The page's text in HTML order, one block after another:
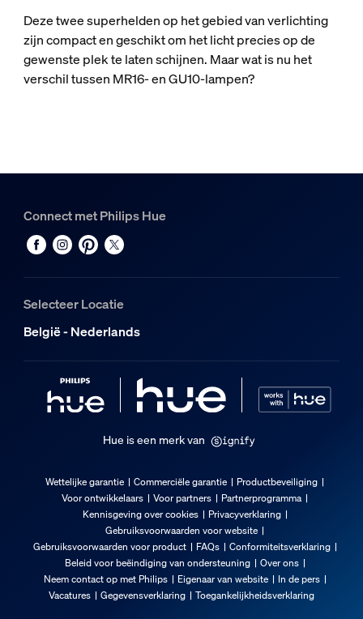
Deze twee superhelden op het gebied van verlichting
zijn compact en geschikt om het licht precies op de
gewenste plek te laten schijnen. Maar wat is nu het
verschil tussen MR16- en GU10-lampen?
Connect met Philips Hue
Selecteer Locatie
België - Nederlands
Hue is een merk van
Wettelijke garantie Commerciële garantie
Productbeveiliging
Voor ontwikkelaars
Voor partners
Partnerprogramma
Kennisgeving over cookies
Privacyverklaring
Gebruiksvoorwaarden voor website
Gebruiksvoorwaarden voor product
FAQs
Conformiteitsverklaring
Beleid voor beëindiging van ondersteuning
Over ons
Neem contact op met Philips
Eigenaar van website
In de pers
Vacatures
Gegevensverklaring Toegankelijkheidsverklaring